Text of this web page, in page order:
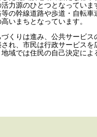
力源のひとつとなっていま
の幹線道路や歩道・自転
いまちとなっています。
くりは進み、公共サービ
れ、市民は行政サービスを
域では住民の自己決定に